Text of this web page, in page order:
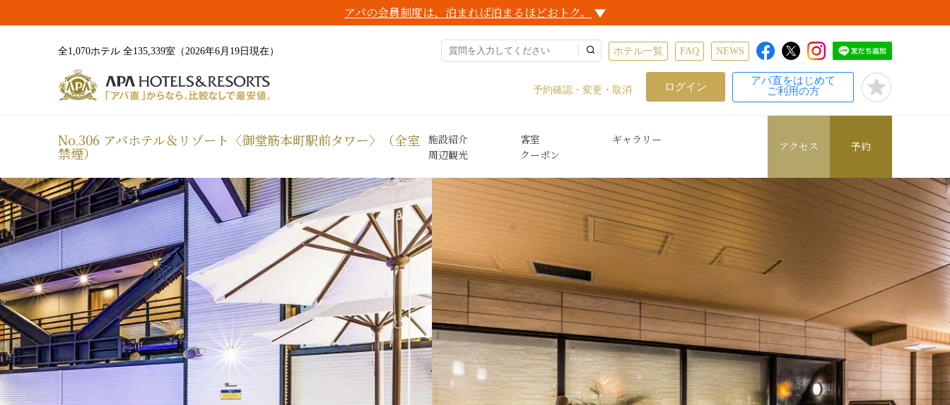
アパの会員制度は、泊まれば泊まるほどおトク。
全1,070ホテル 全135,339室（2026年6月19日現在） ホテル一覧 FAQ NEWS
予約確認・変更・取消 ログイン
アパ直をはじめて
ご利用の方
No.306 アパホテル＆リゾート〈御堂筋本町駅前タワー〉（全室
禁煙）
施設紹介 客室
ギャラリー
周辺観光
クーポン
アクセス 予約